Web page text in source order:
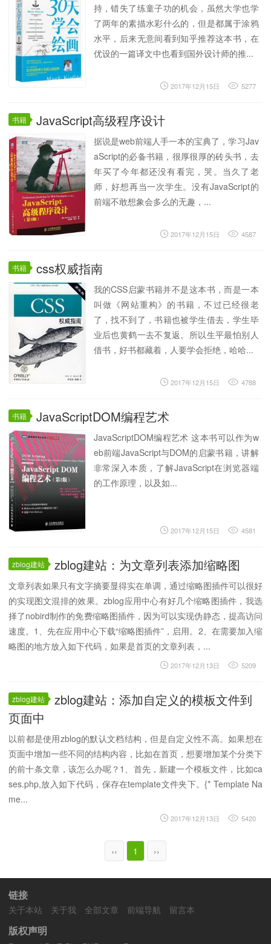
持，错失了练童子功的机会，虽然大学也学
了两年的素描水彩什么的，但是都属于涂鸦
水平，后来无意间看到知乎推荐这本书，在
优设的一篇译文中也看到国外设计师的推...
2017年12月15日 5277
书籍 JavaScript高级程序设计
据说是web前端人手一本的宝典了，学习Jav
aScript的必备书籍，很厚很厚的砖头书，去
年买了今年都还没有看完，哭。当久了老
师，好想再当一次学生。没有JavaScript的
前端不敢想象会多么的无趣，...
2017年12月15日 4587
书籍 css权威指南
我的CSS启蒙书籍并不是这本书，而是一本
叫做《网站重构》的书籍，不过已经很老
了，找不到了，书籍也被学生借去，学生毕
业后也黄鹤一去不复返。所以生平最怕别人
借书，好书都藏着，人要学会拒绝，哈哈...
2017年12月15日 4788
书籍 JavaScriptDOM编程艺术
JavaScriptDOM编程艺术 这本书可以作为w
eb前端JavaScript与DOM的启蒙书籍，讲解
非常深入本质，了解JavaScript在浏览器端
的工作原理，以及如...
2017年12月15日 4581
zblog建站 zblog建站：为文章列表添加缩略图
文章列表如果只有文字摘要显得实在单调，通过缩略图插件可以很好
的实现图文混排的效果。zblog应用中心有好几个缩略图插件，我选
择了nobird制作的免费缩略图插件，因为可以实现伪静态，提高访问
速度。1、先在应用中心下载“缩略图插件”，启用。2、在需要加入缩
略图的地方放入如下代码，如果是首页的文章列表，...
2017年12月13日 5209
zblog建站
zblog建站：添加自定义的模板文件到
页面中
以前都是使用zblog的默认文档结构，但是自定义性不高。如果想在
页面中增加一些不同的结构内容，比如在首页，想要增加某个分类下
的前十条文章，该怎么办呢？1、首先，新建一个模板文件，比如ca
ses.php,放入如下代码，保存在template文件夹下。{* Template Na
me...
2017年12月13日 5420
‹‹ 1 ››
链接
关于本站 关于我 全部文章 前端导航 留言本
版权声明